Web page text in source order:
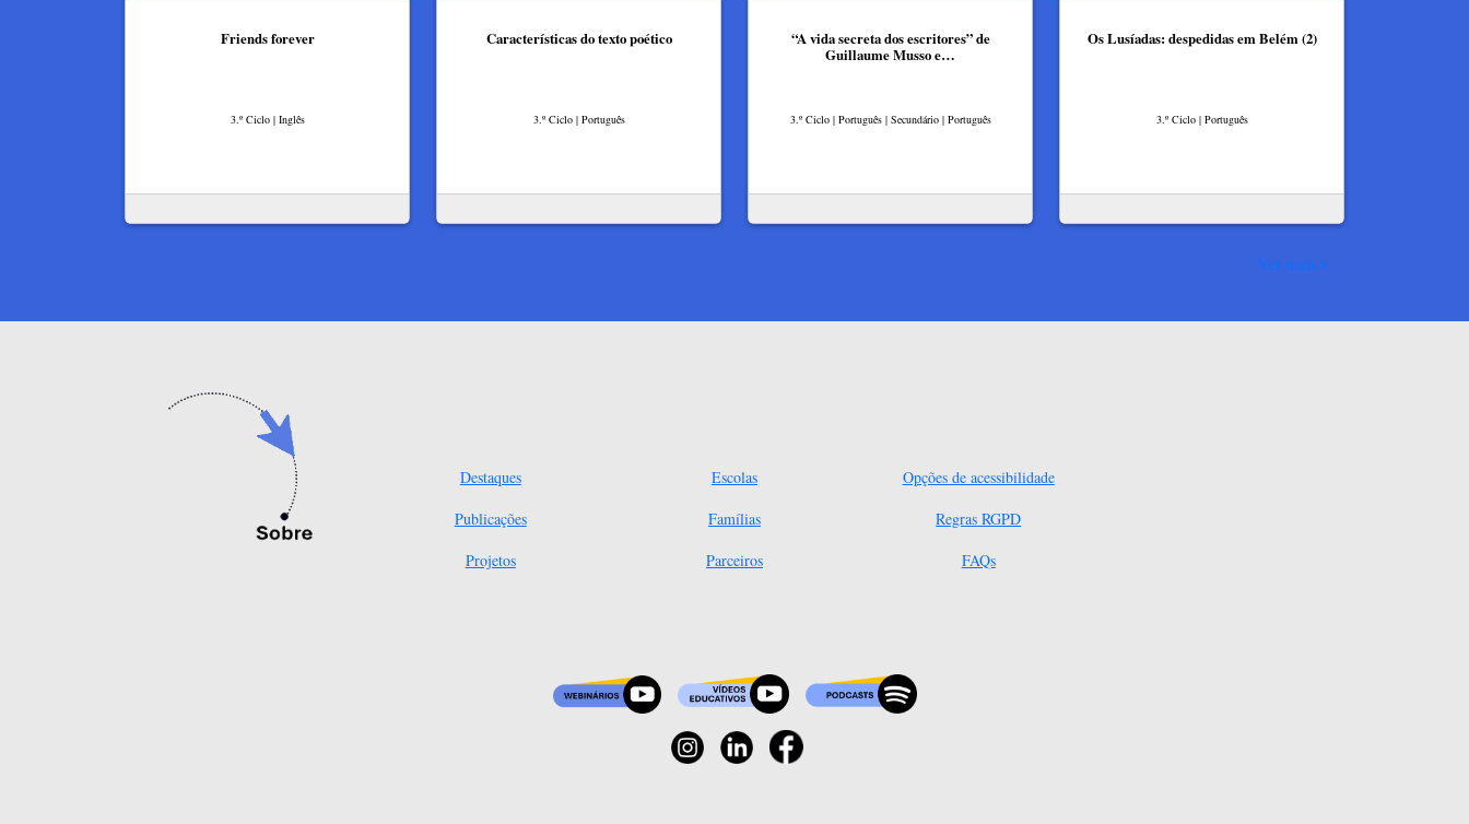
Friends forever
3.º Ciclo | Inglês
Características do texto poético
3.º Ciclo | Português
“A vida secreta dos escritores” de
Guillaume Musso e…
3.º Ciclo | Português | Secundário | Português
Os Lusíadas: despedidas em Belém (2)
3.º Ciclo | Português
Ver mais
Destaques
Publicações
Projetos
Escolas
Famílias
Parceiros
Opções de acessibilidade
Regras RGPD
FAQs